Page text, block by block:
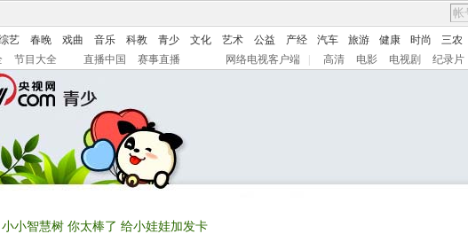
艺 春晚 戏曲 音乐 科教 青少 文化 艺术 公益 产经 汽车 旅游 健康 时尚 三农
节目大全 直播中国 赛事直播 网络电视客户端 高清 电影 电视剧 纪录片
小智慧树 你太棒了 给小娃娃加发卡